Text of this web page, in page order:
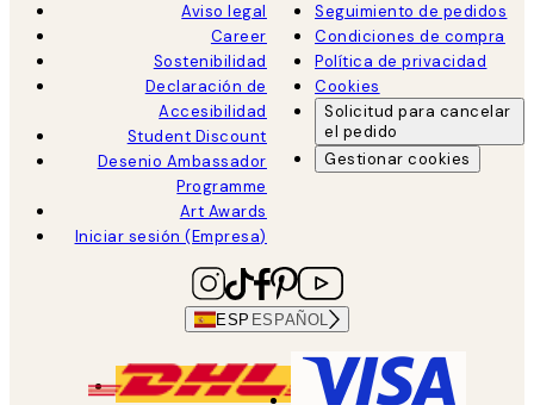
Aviso legal
Career
Sostenibilidad
Declaración de
Accesibilidad
Student Discount
Desenio Ambassador
Programme
Art Awards
Iniciar sesión (Empresa)
Seguimiento de pedidos
Condiciones de compra
Política de privacidad
Cookies
Solicitud para cancelar
el pedido
Gestionar cookies
ESP ESPAÑOL